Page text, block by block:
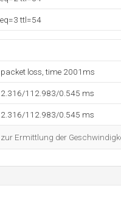
ttl=54
loss, time 2001ms
112.983/0.545 ms
112.983/0.545 ms
Ermittlung der